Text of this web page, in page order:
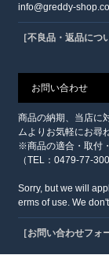
info@greddy-
［不良品・返品につ
お問い合わせ
商品の納期、当店に
ムよりお気軽にお尋
※商品の適合・取付
（TEL：0479-77-
Sorry, but we will
erms of use. We
［お問い合わせフォ